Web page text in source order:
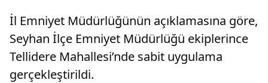
İl Emniyet Müdürlüğünün açıklamasına göre,
Seyhan İlçe Emniyet Müdürlüğü ekiplerince
Tellidere Mahallesi’nde sabit uygulama
gerçekleştirildi.